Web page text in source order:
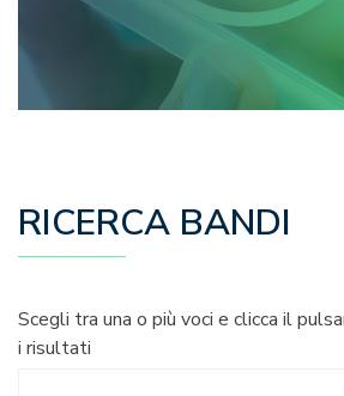
RICERCA BANDI
Scegli tra una o più voci e clicca il
i risultati